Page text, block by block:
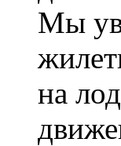
Мы
на